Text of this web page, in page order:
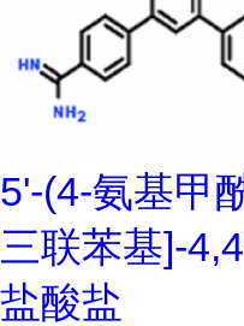
5'-(4-氨基甲
三联苯基]-
盐酸盐